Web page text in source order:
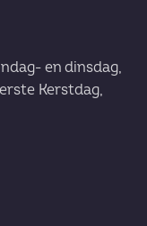
en dinsdag,
Kerstdag,